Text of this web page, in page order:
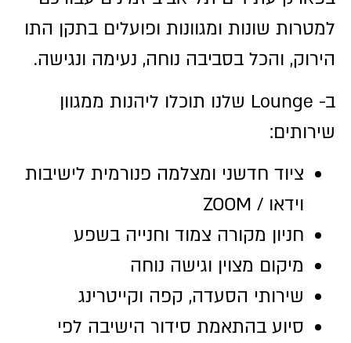
למטרות שונות ומגוונות ופועלים בתקן התו
הירוק, והכל בסביבה נוחה, נעימה ונגישה.
ב- Lounge שלנו תוכלו ליהנות ממגוון
שירותים:
ציוד חדשני ומצלמה פנורמית לישיבות
וידאו / ZOOM
חניון מקורה צמוד וחנייה בשפע
מיקום מצוין וגישה נוחה
שירותי הסעדה, קפה וקייטרינג
סיוע בהתאמת סידור הישיבה לפי